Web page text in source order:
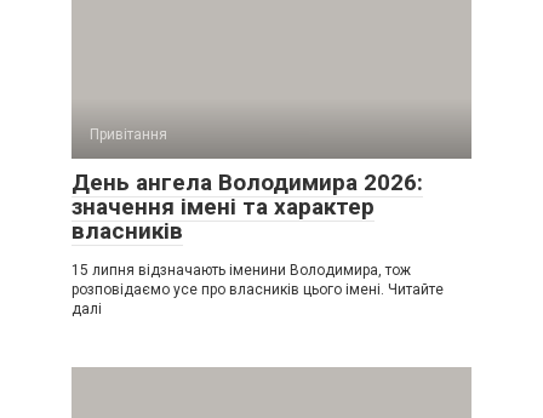
Привітання
День ангела Володимира 2026:
значення імені та характер
власників
15 липня відзначають іменини Володимира, тож
розповідаємо усе про власників цього імені. Читайте
далі